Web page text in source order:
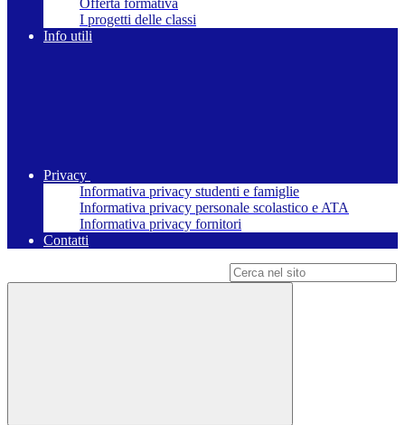
Offerta formativa
I progetti delle classi
Info utili
Privacy
Informativa privacy studenti e famiglie
Informativa privacy personale scolastico e ATA
Informativa privacy fornitori
Contatti